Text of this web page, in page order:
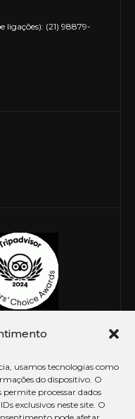
usamos tecnologias como
do dispositivo. O
processar dados
exclusivos neste site. O
ligações): (21) 98879-